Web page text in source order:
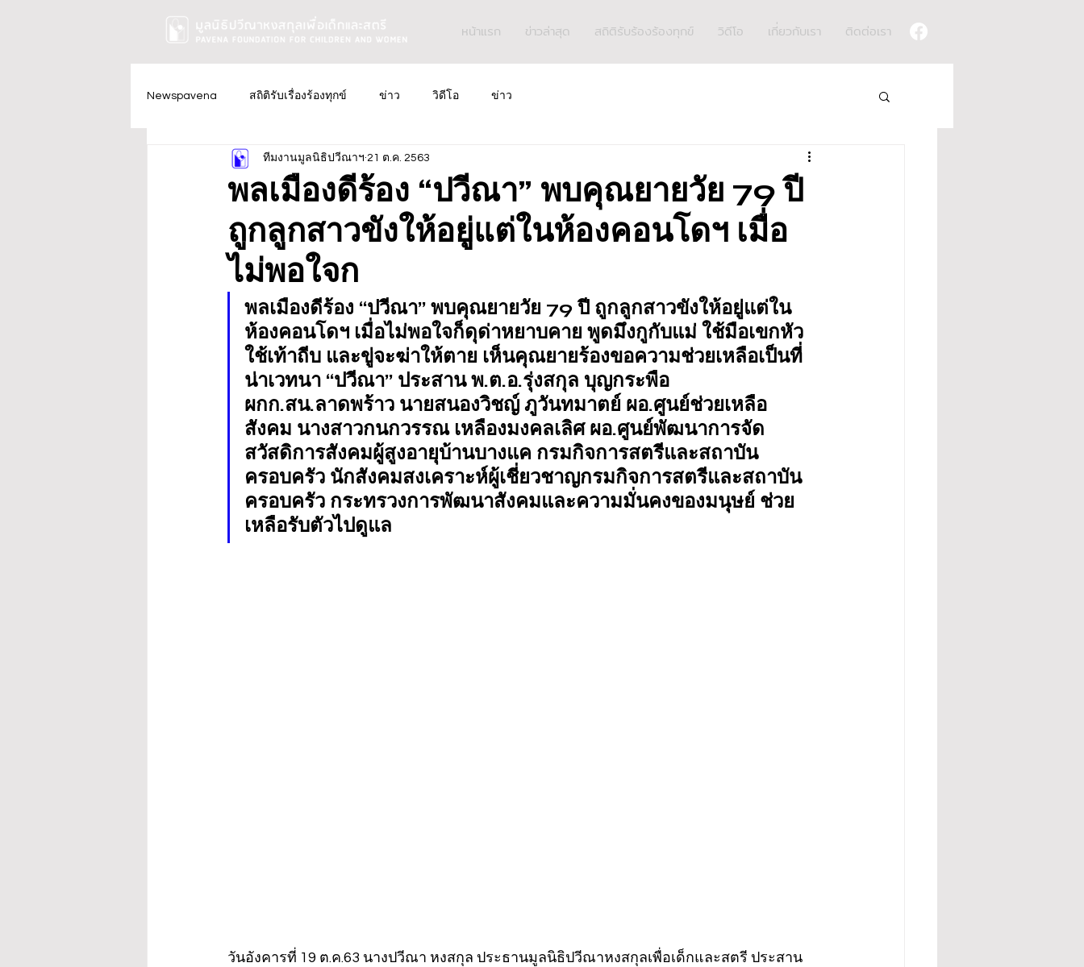
หน้าแรก ข่าวล่าสุด สถิติรับร้องร้องทุกข์ วิดีโอ เกี่ยวกับเรา ติดต่อเรา
Newspavena สถิติรับเรื่องร้องทุกข์ ข่าว วิดีโอ ข่าว
พลเมืองดีร้อง “ปวีณา” พบคุณยายวัย 79 ปี
ถูกลูกสาวขังให้อยู่แต่ในห้องคอนโดฯ เมื่อ
ไม่พอใจก
ทีมงานมูลนิธิปวีณาฯ 21 ต.ค. 2563
พลเมืองดีร้อง “ปวีณา” พบคุณยายวัย 79 ปี ถูกลูกสาวขังให้อยู่แต่ใน
ห้องคอนโดฯ เมื่อไม่พอใจก็ดุด่าหยาบคาย พูดมึงกูกับแม่ ใช้มือเขกหัว
ใช้เท้าถีบ และขู่จะฆ่าให้ตาย เห็นคุณยายร้องขอความช่วยเหลือเป็นที่
น่าเวทนา “ปวีณา” ประสาน พ.ต.อ.รุ่งสกุล บุญกระพือ
ผกก.สน.ลาดพร้าว นายสนองวิชญ์ ภูวันทมาตย์ ผอ.ศูนย์ช่วยเหลือ
สังคม นางสาวกนกวรรณ เหลืองมงคลเลิศ ผอ.ศูนย์พัฒนาการจัด
สวัสดิการสังคมผู้สูงอายุบ้านบางแค กรมกิจการสตรีและสถาบัน
ครอบครัว นักสังคมสงเคราะห์ผู้เชี่ยวชาญกรมกิจการสตรีและสถาบัน
ครอบครัว กระทรวงการพัฒนาสังคมและความมั่นคงของมนุษย์ ช่วย
เหลือรับตัวไปดูแล
วันอังคารที่ 19 ต.ค.63 นางปวีณา หงสกุล ประธานมูลนิธิปวีณาหงสกุลเพื่อเด็กและสตรี ประสาน